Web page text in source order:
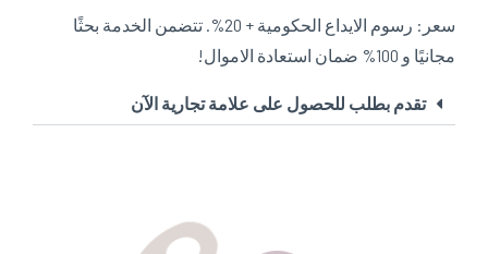
سعر: رسوم الايداع الحكومية + 20%. تتضمن الخدمة بحثًا
مجانيًا و 100% ضمان استعادة الاموال!
تقدم بطلب للحصول على علامة تجارية الآن